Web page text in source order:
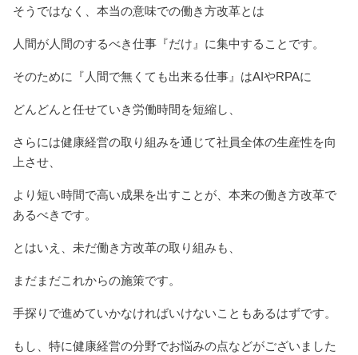
そうではなく、本当の意味での働き方改革とは
人間が人間のするべき仕事『だけ』に集中することです。
そのために『人間で無くても出来る仕事』はAIやRPAに
どんどんと任せていき労働時間を短縮し、
さらには健康経営の取り組みを通じて社員全体の生産性を向
上させ、
より短い時間で高い成果を出すことが、本来の働き方改革で
あるべきです。
とはいえ、未だ働き方改革の取り組みも、
まだまだこれからの施策です。
手探りで進めていかなければいけないこともあるはずです。
もし、特に健康経営の分野でお悩みの点などがございました